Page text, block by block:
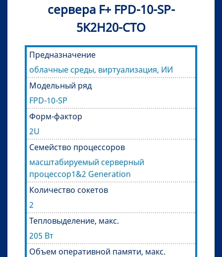
сервера F+ FPD-10-SP-
5K2H20-CTO
Предназначение
облачные среды, виртуализация, ИИ
Модельный ряд
FPD-10-SP
Форм-фактор
2U
Семейство процессоров
масштабируемый серверный
процессор1&2 Generation
Количество сокетов
2
Тепловыделение, макс.
205 Вт
Объем оперативной памяти, макс.